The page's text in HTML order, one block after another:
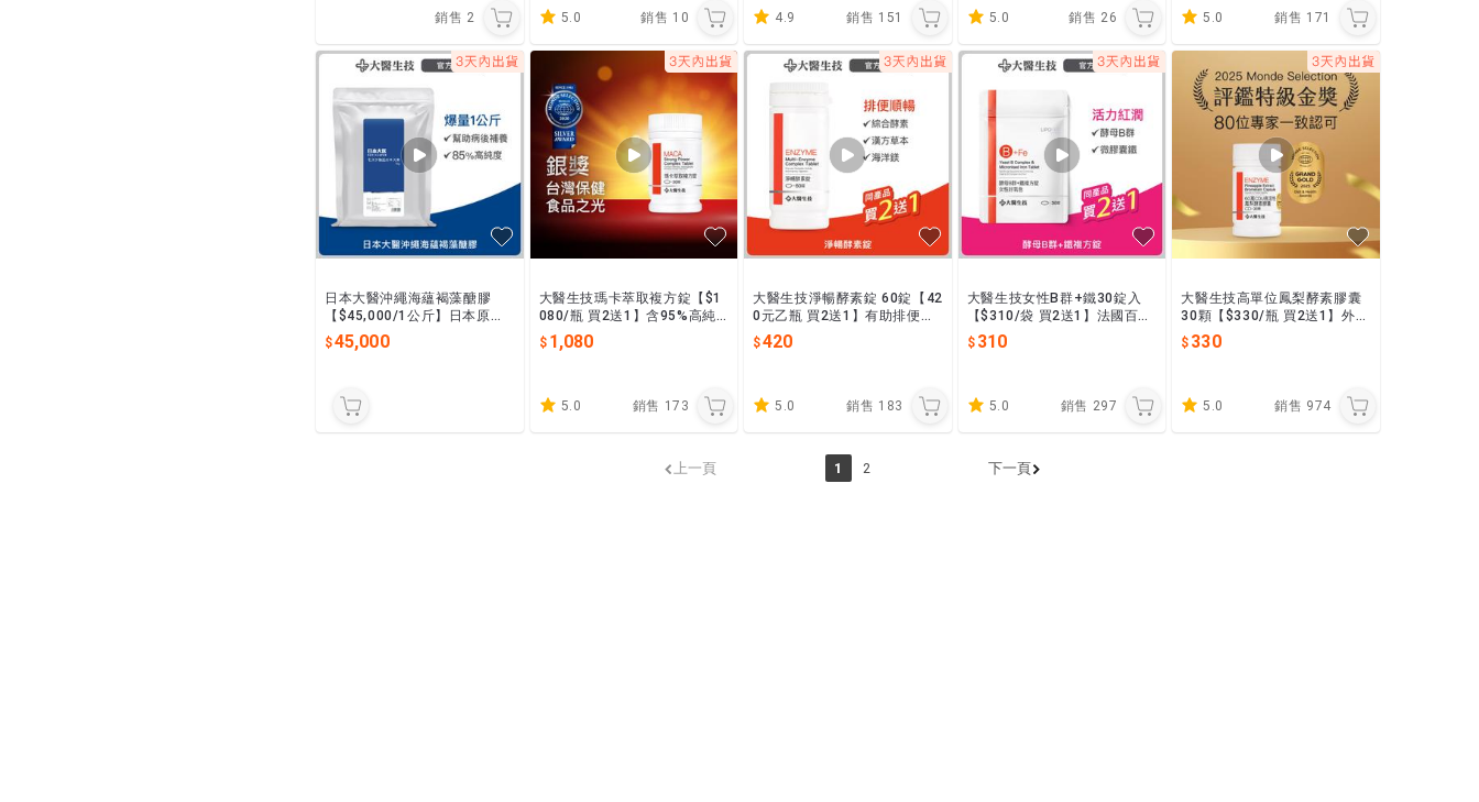
銷售 2 5.0 銷售 10 4.9 銷售 151 5.0 銷售 26 5.0 銷售 171
日本大醫沖繩海蘊褐藻醣膠
【$45,000/1公斤】日本原裝
85%以上高純度水雲褐藻醣膠
高濃縮100倍萃取精華
45,000
大醫生技瑪卡萃取複方錠【$1
080/瓶 買2送1】含95%高純
度黑紅瑪卡，1天2錠輕鬆%%
% 1,080
5.0 銷售 173
大醫生技淨暢酵素錠 60錠【42
0元乙瓶 買2送1】有助排便順
暢 特添綜合酵素 海洋鎂 望江
南(羊角豆)
420
5.0 銷售 183
大醫生技女性B群+鐵30錠入
【$310/袋 買2送1】法國百年
維他命B群 女性專用 補鐵 維生
素b 高吸收率
310
5.0 銷售 297
大醫生技高單位鳳梨酵素膠囊
30顆【$330/瓶 買2送1】外食
族 消化 救星 排便 高活性酵素
台灣製造
330
5.0 銷售 974
上一頁 1 2 下一頁